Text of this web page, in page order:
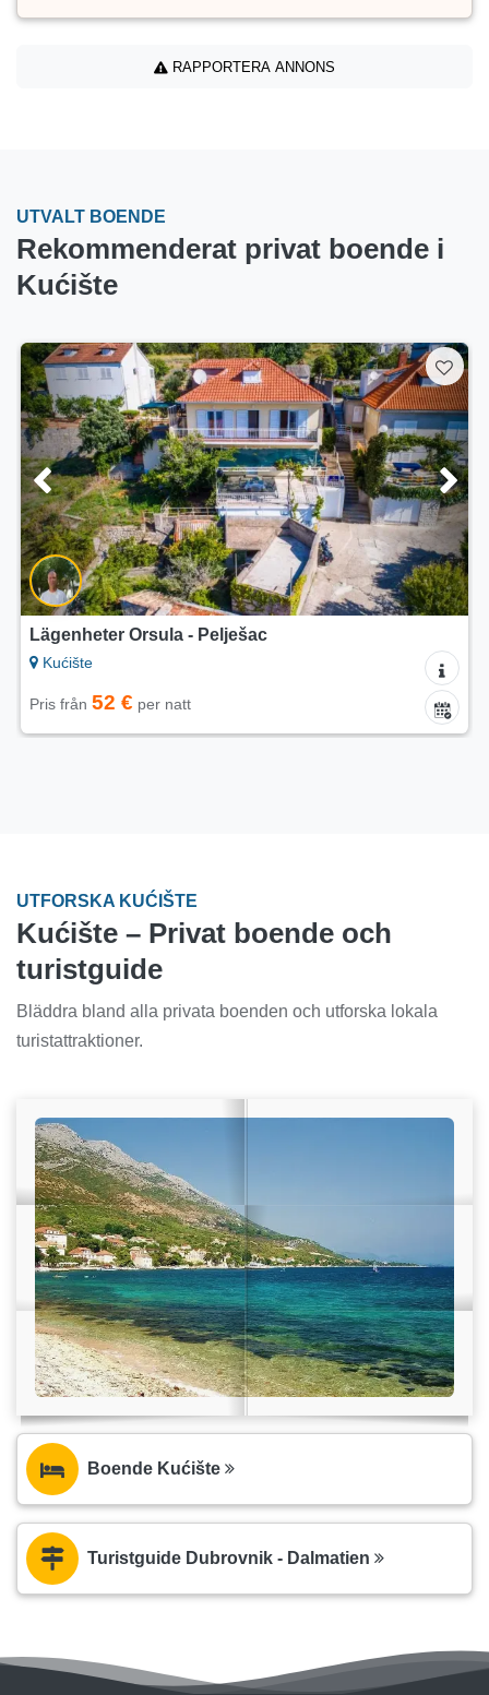
RAPPORTERA ANNONS
UTVALT BOENDE
Rekommenderat privat boende i
Kućište
Lägenheter Orsula - Pelješac
Kućište
Pris från 52 € per natt
UTFORSKA KUĆIŠTE
Kućište – Privat boende och
turistguide
Bläddra bland alla privata boenden och utforska lokala
turistattraktioner.
Boende Kućište
Turistguide Dubrovnik - Dalmatien